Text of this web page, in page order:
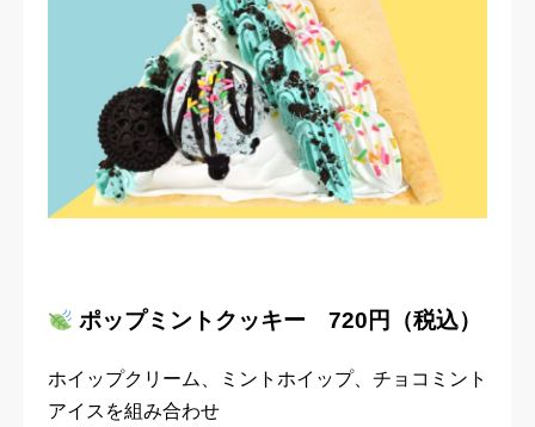
ポップミントクッキー 720円（税込）
ホイップクリーム、ミントホイップ、チョコミント
アイスを組み合わせ